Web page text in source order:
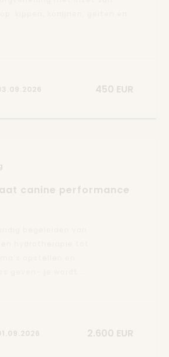
450 EUR
canine performance
2.600 EUR